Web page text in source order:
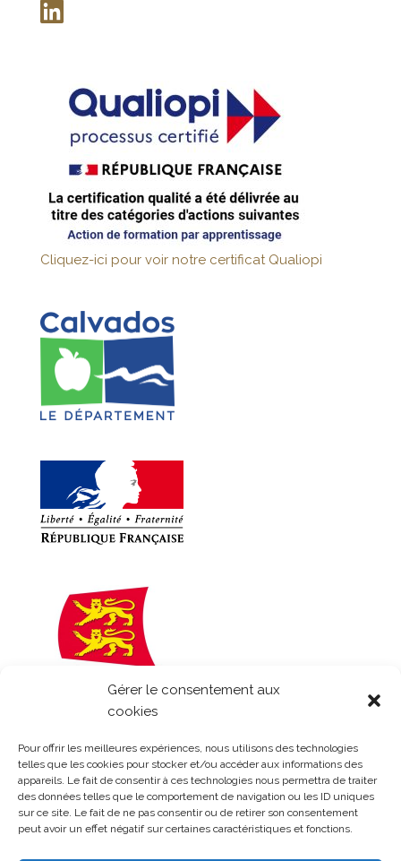
Gérer le consentement aux
cookies
Pour offrir les meilleures expériences, nous utilisons des technologies
telles que les cookies pour stocker et/ou accéder aux informations des
appareils. Le fait de consentir à ces technologies nous permettra de traiter
des données telles que le comportement de navigation ou les ID uniques
sur ce site. Le fait de ne pas consentir ou de retirer son consentement
peut avoir un effet négatif sur certaines caractéristiques et fonctions.
Cliquez-ici pour voir notre certificat Qualiopi